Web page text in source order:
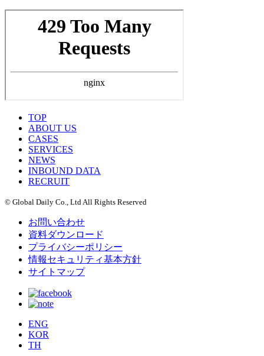
TOP
ABOUT US
CASES
SERVICES
NEWS
INBOUND DATA
RECRUIT
© Global Daily Co., Ltd All Rights Reserved
お問い合わせ
資料ダウンロード
プライバシーポリシー
情報セキュリティ基本方針
サイトマップ
ENG
KOR
TH